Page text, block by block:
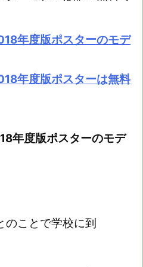
年度版ポスターのモデ
年度版ポスターは無料
年度版ポスターのモデ
のことで学校に到